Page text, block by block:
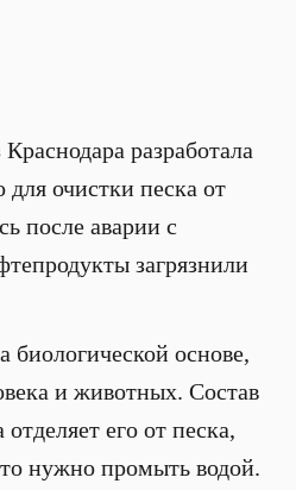
разработала
для очистки песка от
после аварии с
загрязнили
биологической основе,
и животных. Состав
отделяет его от песка,
нужно промыть водой.